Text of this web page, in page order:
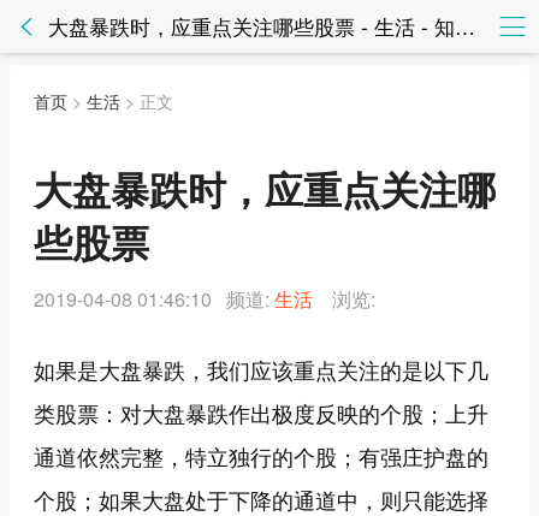
大盘暴跌时，应重点关注哪些股票 - 生活 - 知法网知法网
首页 > 生活 > 正文
大盘暴跌时，应重点关注哪
些股票
2019-04-08 01:46:10 频道: 生活 浏览:
如果是大盘暴跌，我们应该重点关注的是以下几
类股票：对大盘暴跌作出极度反映的个股；上升
通道依然完整，特立独行的个股；有强庄护盘的
个股；如果大盘处于下降的通道中，则只能选择